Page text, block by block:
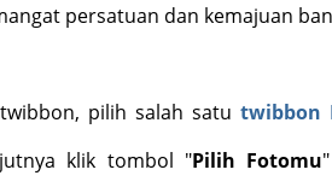
persatuan dan kemajuan
pilih salah satu twibbon
klik tombol "Pilih Fotomu